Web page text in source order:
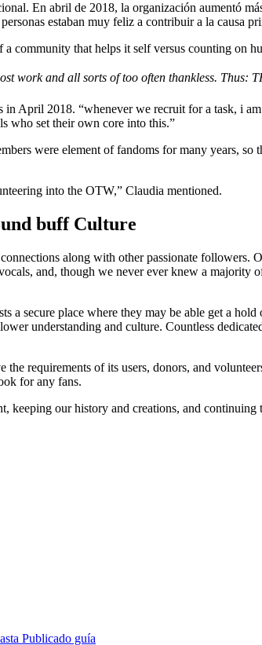
En abril de 2018, la organización aumentó
estaban muy feliz a contribuir a la causa
community that helps it self versus counting on
work and all sorts of too often thankless. Thus:
April 2018. “whenever we recruit for a task, i
who set their own core into this.”
were element of fandoms for many years,
into the OTW,” Claudia mentioned.
buff Culture
along with other passionate followers.
and, though we never ever knew a majority
a secure place where they may be able get a
understanding and culture. Countless
requirements of its users, donors, and
for any fans.
keeping our history and creations, and
Publicado guía